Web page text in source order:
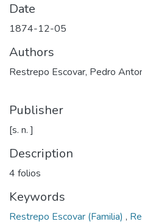
Date
1874-12-05
Authors
Restrepo Escovar, Pedro
Publisher
[s. n. ]
Description
4 folios
Keywords
Restrepo Escovar (Familia) ,